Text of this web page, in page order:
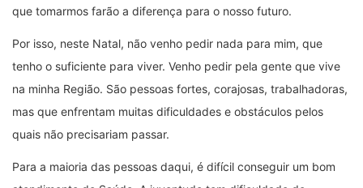
que tomarmos farão a diferença para o nosso futuro.
Por isso, neste Natal, não venho pedir nada para mim, que
tenho o suficiente para viver. Venho pedir pela gente que vive
na minha Região. São pessoas fortes, corajosas, trabalhadoras,
mas que enfrentam muitas dificuldades e obstáculos pelos
quais não precisariam passar.
Para a maioria das pessoas daqui, é difícil conseguir um bom